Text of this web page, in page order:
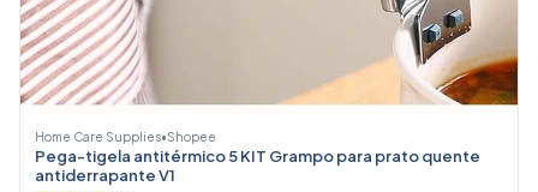
Home Care Supplies•Shopee
Pega-tigela antitérmico 5 KIT Grampo para prato quente
antiderrapante V1